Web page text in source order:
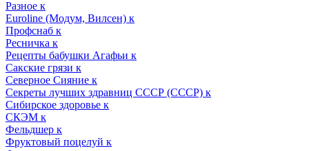
Разное к
Euroline (Модум, Вилсен) к
Профснаб к
Ресничка к
Рецепты бабушки Агафьи к
Сакские грязи к
Северное Сияние к
Секреты лучших здравниц СССР (СССР) к
Сибирское здоровье к
СКЭМ к
Фельдшер к
Фруктовый поцелуй к